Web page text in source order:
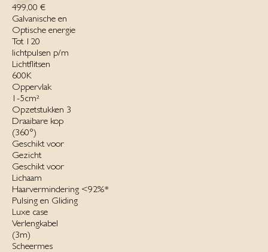
499,00 €
Galvanische en
Optische energie
Tot 120
lichtpulsen p/m
Lichtflitsen
600K
Oppervlak
1-5cm²
Opzetstukken 3
Draaibare kop
(360°)
Geschikt voor
Gezicht
Geschikt voor
Lichaam
Haarvermindering <92%*
Pulsing en Gliding
Luxe case
Verlengkabel
(3m)‌
Scheermes